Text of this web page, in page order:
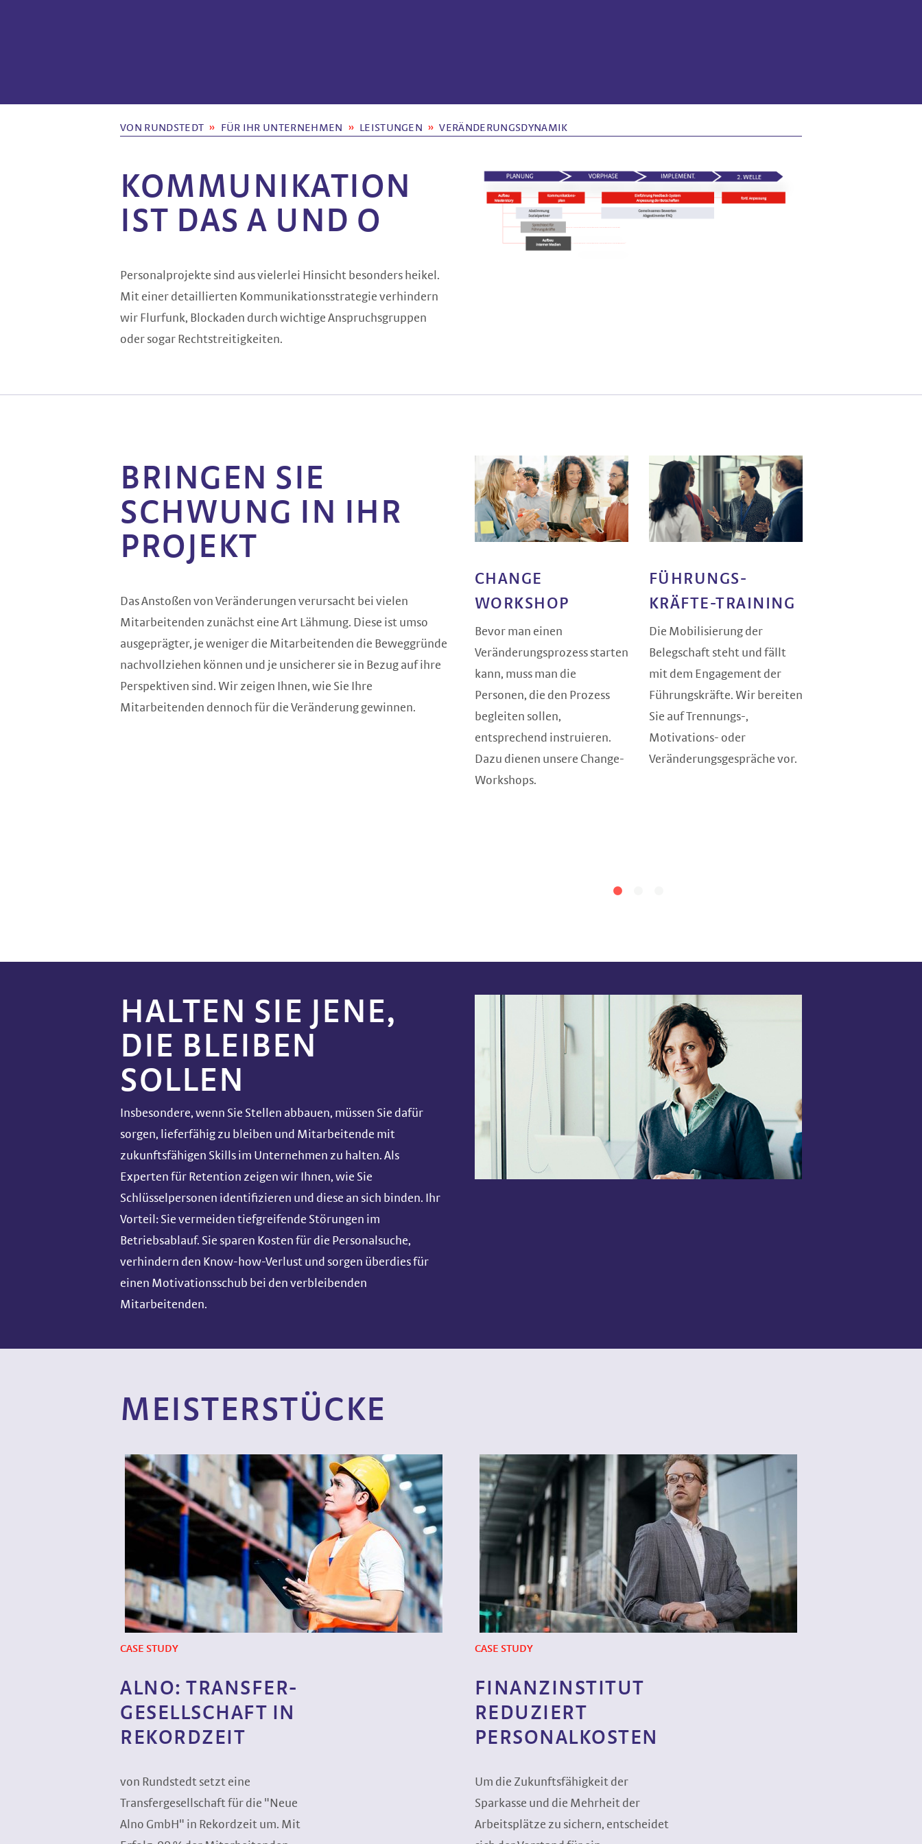
VON RUNDSTEDT FÜR IHR UNTERNEHMEN LEISTUNGEN VERÄNDERUNGSDYNAMIK
KOMMUNIKATION
IST DAS A UND O
Personalprojekte sind aus vielerlei Hinsicht besonders heikel.
Mit einer detaillierten Kommunikationsstrategie verhindern
wir Flurfunk, Blockaden durch wichtige Anspruchsgruppen
oder sogar Rechtstreitigkeiten.
BRINGEN SIE
SCHWUNG IN IHR
PROJEKT
Das Anstoßen von Veränderungen verursacht bei vielen
Mitarbeitenden zunächst eine Art Lähmung. Diese ist umso
ausgeprägter, je weniger die Mitarbeitenden die Beweggründe
nachvollziehen können und je unsicherer sie in Bezug auf ihre
Perspektiven sind. Wir zeigen Ihnen, wie Sie Ihre
Mitarbeitenden dennoch für die Veränderung gewinnen.
CHANGE
WORKSHOP
Bevor man einen
Veränderungsprozess starten
kann, muss man die
Personen, die den Prozess
begleiten sollen,
entsprechend instruieren.
Dazu dienen unsere Change-
Workshops.
FÜHRUNGS­
KRÄFTE-TRAINING
Die Mobilisierung der
Belegschaft steht und fällt
mit dem Engagement der
Führungskräfte. Wir bereiten
Sie auf Trennungs-,
Motivations- oder
Veränderungsgespräche vor.
HALTEN SIE JENE,
DIE BLEIBEN
SOLLEN
Insbesondere, wenn Sie Stellen abbauen, müssen Sie dafür
sorgen, lieferfähig zu bleiben und Mitarbeitende mit
zukunftsfähigen Skills im Unternehmen zu halten. Als
Experten für Retention zeigen wir Ihnen, wie Sie
Schlüsselpersonen identifizieren und diese an sich binden. Ihr
Vorteil: Sie vermeiden tiefgreifende Störungen im
Betriebsablauf. Sie sparen Kosten für die Personalsuche,
verhindern den Know-how-Verlust und sorgen überdies für
einen Motivationsschub bei den verbleibenden
Mitarbeitenden.
MEISTERSTÜCKE
CASE STUDY
ALNO: TRANSFER­
GESELLSCHAFT IN
REKORDZEIT
von Rundstedt setzt eine
Transfergesellschaft für die "Neue
Alno GmbH" in Rekordzeit um. Mit
CASE STUDY
FINANZINSTITUT
REDUZIERT
PERSONALKOSTEN
Um die Zukunftsfähigkeit der
Sparkasse und die Mehrheit der
Arbeitsplätze zu sichern, entscheidet